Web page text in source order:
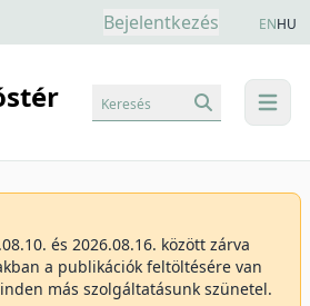
Bejelentkezés ENHU
menu
Keresés
és 2026.08.16. között zárva
a publikációk feltöltésére van
más szolgáltatásunk szünetel.